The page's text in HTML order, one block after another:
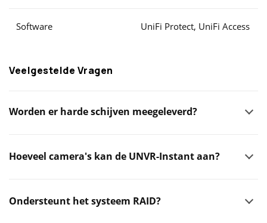
Software UniFi Protect, UniFi Access
Veelgestelde Vragen
Worden er harde schijven meegeleverd?
Hoeveel camera's kan de UNVR-Instant aan?
Ondersteunt het systeem RAID?